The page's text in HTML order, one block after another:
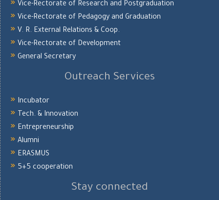
Vice-Rectorate of Research and Postgraduation
Vice-Rectorate of Pedagogy and Graduation
V. R. External Relations & Coop.
Vice-Rectorate of Development
General Secretary
Outreach Services
Incubator
Tech. & Innovation
Entrepreneurship
Alumni
ERASMUS
5+5 cooperation
Stay connected